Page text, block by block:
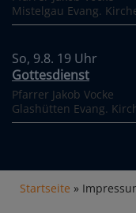
Mistelgau Evang.
So, 9.8. 19 Uhr
Gottesdienst
Pfarrer Jakob Vocke
Glashütten Evang.
Startseite